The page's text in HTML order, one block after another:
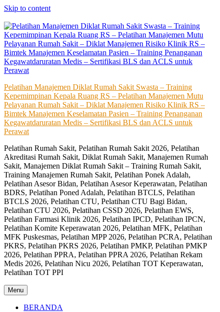
Skip to content
Pelatihan Manajemen Diklat Rumah Sakit Swasta – Training
Kepemimpinan Kepala Ruang RS – Pelatihan Manajemen Mutu
Pelayanan Rumah Sakit – Diklat Manajemen Risiko Klinik RS –
Bimtek Manajemen Keselamatan Pasien – Training Penanganan
Kegawatdaruratan Medis – Sertifikasi BLS dan ACLS untuk
Perawat
Pelatihan Rumah Sakit, Pelatihan Rumah Sakit 2026, Pelatihan
Akreditasi Rumah Sakit, Diklat Rumah Sakit, Manajemen Rumah
Sakit, Manajemen Diklat Rumah Sakit – Training Rumah Sakit,
Training Manajemen Rumah Sakit, Pelatihan Ponek Adalah,
Pelatihan Asesor Bidan, Pelatihan Asesor Keperawatan, Pelatihan
BDRS, Pelatihan Poned Adalah, Pelatihan BTCLS, Pelatihan
BTCLS 2026, Pelatihan CTU, Pelatihan CTU Bagi Bidan,
Pelatihan CTU 2026, Pelatihan CSSD 2026, Pelatihan EWS,
Pelatihan Farmasi Klinik 2026, Pelatihan IPCD, Pelatihan IPCN,
Pelatihan Komite Keperawatan 2026, Pelatihan MFK, Pelatihan
MFK Puskesmas, Pelatihan MPP 2026, Pelatihan PCRA, Pelatihan
PKRS, Pelatihan PKRS 2026, Pelatihan PMKP, Pelatihan PMKP
2026, Pelatihan PPRA, Pelatihan PPRA 2026, Pelatihan Rekam
Medis 2026, Pelatihan Nicu 2026, Pelatihan TOT Keperawatan,
Pelatihan TOT PPI
Menu
BERANDA